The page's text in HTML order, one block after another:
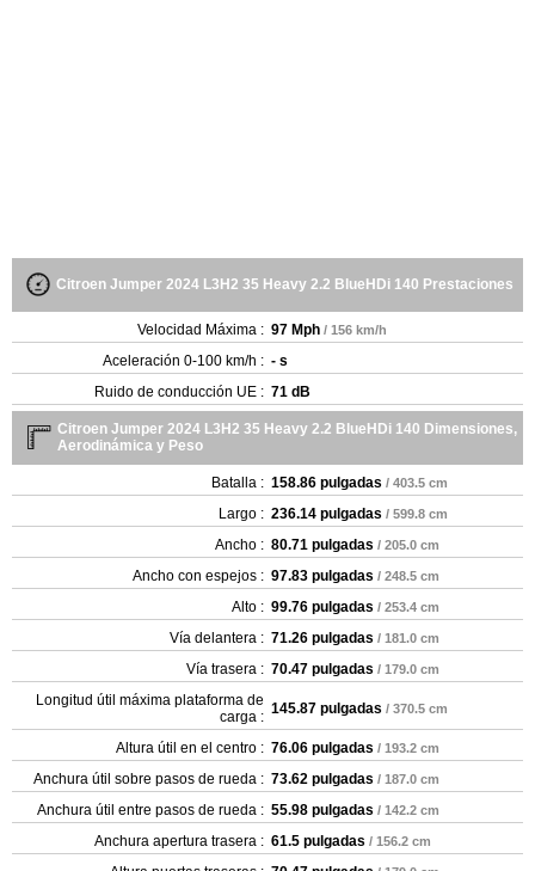
Citroen Jumper 2024 L3H2 35 Heavy 2.2 BlueHDi 140 Prestaciones
Velocidad Máxima : 97 Mph / 156 km/h
Aceleración 0-100 km/h : - s
Ruido de conducción UE : 71 dB
Citroen Jumper 2024 L3H2 35 Heavy 2.2 BlueHDi 140 Dimensiones,
Aerodinámica y Peso
Batalla : 158.86 pulgadas / 403.5 cm
Largo : 236.14 pulgadas / 599.8 cm
Ancho : 80.71 pulgadas / 205.0 cm
Ancho con espejos : 97.83 pulgadas / 248.5 cm
Alto : 99.76 pulgadas / 253.4 cm
Vía delantera : 71.26 pulgadas / 181.0 cm
Vía trasera : 70.47 pulgadas / 179.0 cm
Longitud útil máxima plataforma de
carga : 145.87 pulgadas / 370.5 cm
Altura útil en el centro : 76.06 pulgadas / 193.2 cm
Anchura útil sobre pasos de rueda : 73.62 pulgadas / 187.0 cm
Anchura útil entre pasos de rueda : 55.98 pulgadas / 142.2 cm
Anchura apertura trasera : 61.5 pulgadas / 156.2 cm